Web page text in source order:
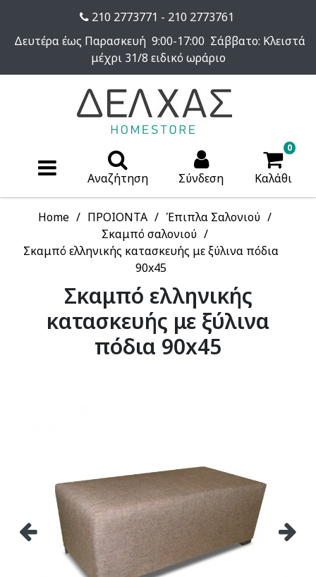
210 2773771 - 210 2773761
Δευτέρα έως Παρασκευή 9:00-17:00 Σάββατο: Κλειστά
μέχρι 31/8 ειδικό ωράριο
Αναζήτηση Σύνδεση
0
Καλάθι
Home ΠΡΟΙΟΝΤΑ
Έπιπλα Σαλονιού
Σκαμπό σαλονιού
Σκαμπό ελληνικής κατασκευής με ξύλινα πόδια
90x45
Σκαμπό ελληνικής
κατασκευής με ξύλινα
πόδια 90x45